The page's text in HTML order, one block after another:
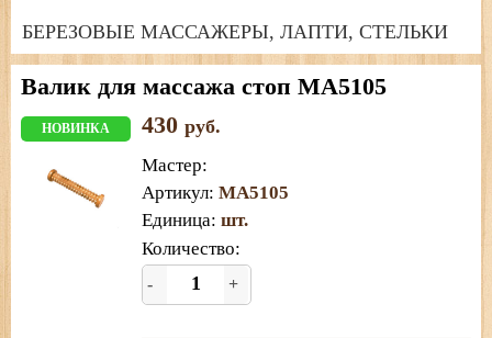
БЕРЕЗОВЫЕ МАССАЖЕРЫ, ЛАПТИ, СТЕЛЬКИ
Валик для массажа стоп МА5105
НОВИНКА 430 руб.
Мастер:
Артикул: МА5105
Единица: шт.
Количество:
- +